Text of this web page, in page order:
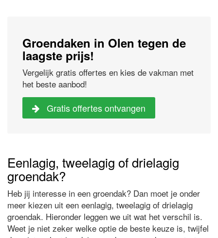
Groendaken in Olen tegen de
laagste prijs!
Vergelijk gratis offertes en kies de vakman met
het beste aanbod!
Gratis offertes ontvangen
Eenlagig, tweelagig of drielagig
groendak?
Heb jij interesse in een groendak? Dan moet je onder
meer kiezen uit een eenlagig, tweelagig of drielagig
groendak. Hieronder leggen we uit wat het verschil is.
Weet je niet zeker welke optie de beste keuze is, twijfel